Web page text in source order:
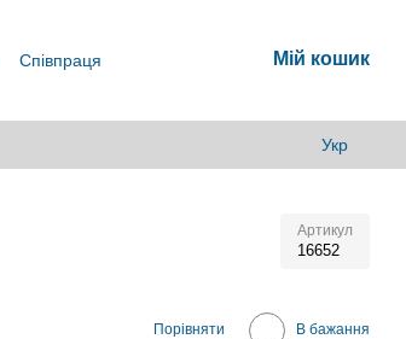
Співпраця Мій кошик
Укр
Артикул
16652
Порівняти В бажання